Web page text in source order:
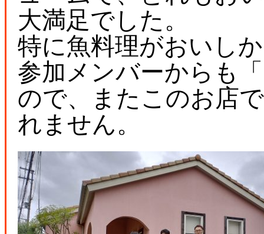
大満足でした。
特に魚料理がおいし
参加メンバーからも
ので、またこのお店
れません。